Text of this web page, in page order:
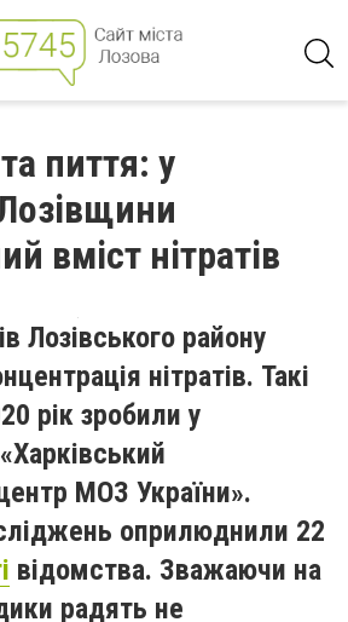
пиття: у
вміст нітратів
Лозівського району
нітратів. Такі
рік зробили у
МОЗ України».
оприлюднили 22
відомства. Зважаючи на
радять не